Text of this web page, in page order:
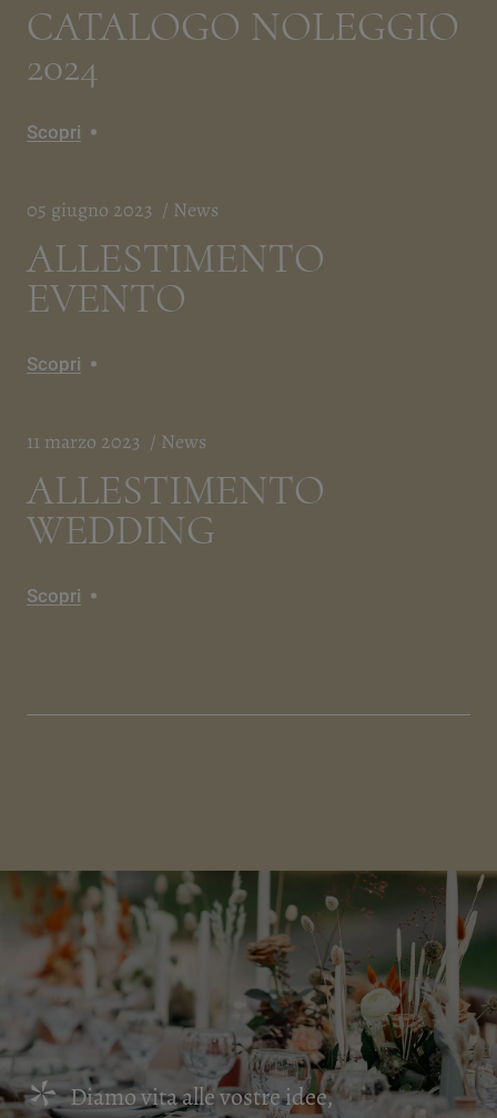
CATALOGO NOLEGGIO
2024
Scopri
05 giugno 2023 News
ALLESTIMENTO
EVENTO
Scopri
11 marzo 2023 News
ALLESTIMENTO
WEDDING
Scopri
Diamo vita alle vostre idee,